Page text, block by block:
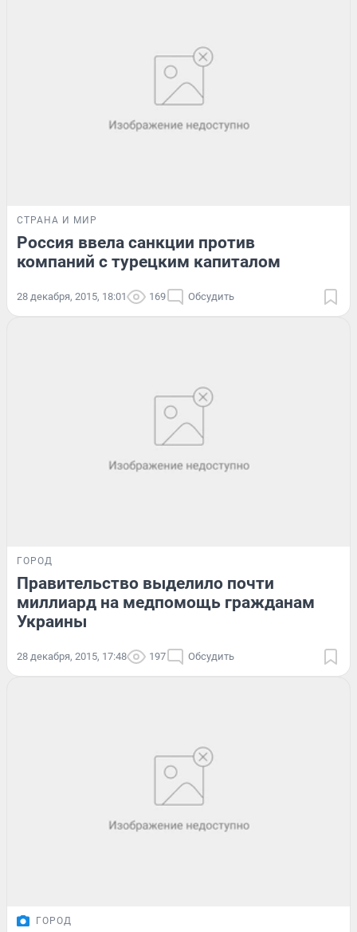
СТРАНА И МИР
Россия ввела санкции против
компаний с турецким капиталом
28 декабря, 2015, 18:01 169 Обсудить
ГОРОД
Правительство выделило почти
миллиард на медпомощь гражданам
Украины
28 декабря, 2015, 17:48 197 Обсудить
ГОРОД